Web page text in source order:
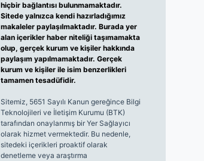
hiçbir bağlantısı bulunmamaktadır.
Sitede yalnızca kendi hazırladığımız
makaleler paylaşılmaktadır. Burada yer
alan içerikler haber niteliği taşımamakta
olup, gerçek kurum ve kişiler hakkında
paylaşım yapılmamaktadır. Gerçek
kurum ve kişiler ile isim benzerlikleri
tamamen tesadüfidir.
Sitemiz, 5651 Sayılı Kanun gereğince Bilgi
Teknolojileri ve İletişim Kurumu (BTK)
tarafından onaylanmış bir Yer Sağlayıcı
olarak hizmet vermektedir. Bu nedenle,
sitedeki içerikleri proaktif olarak
denetleme veya araştırma